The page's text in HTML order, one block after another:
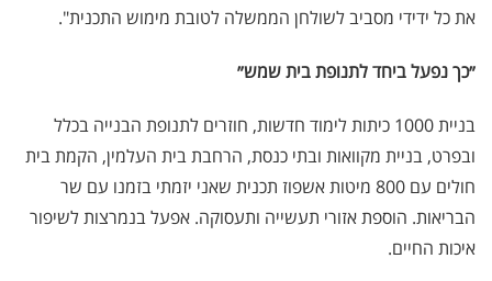
את כל ידידי מסביב לשולחן הממשלה לטובת מימוש התכנית".
״כך נפעל ביחד לתנופת בית שמש״
בניית 1000 כיתות לימוד חדשות, חוזרים לתנופת הבנייה בכלל
ובפרט, בניית מקוואות ובתי כנסת, הרחבת בית העלמין, הקמת בית
חולים עם 800 מיטות אשפוז תכנית שאני יזמתי בזמנו עם שר
הבריאות. הוספת אזורי תעשייה ותעסוקה. אפעל בנמרצות לשיפור
איכות החיים.